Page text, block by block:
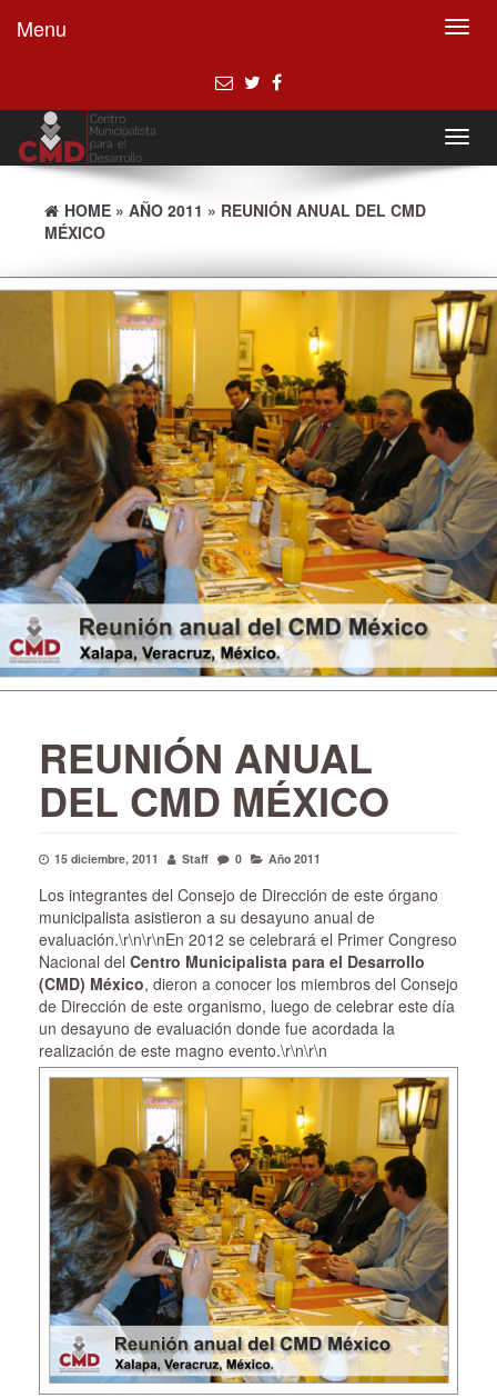
Menu
HOME » AÑO 2011 » REUNIÓN ANUAL DEL CMD
MÉXICO
REUNIÓN ANUAL
DEL CMD MÉXICO
15 diciembre, 2011 Staff 0 Año 2011
Los integrantes del Consejo de Dirección de este órgano
municipalista asistieron a su desayuno anual de
evaluación.\r\n\r\nEn 2012 se celebrará el Primer Congreso
Nacional del Centro Municipalista para el Desarrollo
(CMD) México, dieron a conocer los miembros del Consejo
de Dirección de este organismo, luego de celebrar este día
un desayuno de evaluación donde fue acordada la
realización de este magno evento.\r\n\r\n